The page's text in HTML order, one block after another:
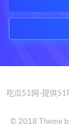
吃瓜51网-提供51
© 2018 Theme